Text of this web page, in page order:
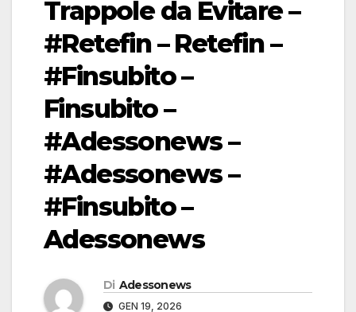
Trappole da Evitare –
#Retefin – Retefin –
#Finsubito –
Finsubito –
#Adessonews –
#Adessonews –
#Finsubito –
Adessonews
Di Adessonews
GEN 19, 2026